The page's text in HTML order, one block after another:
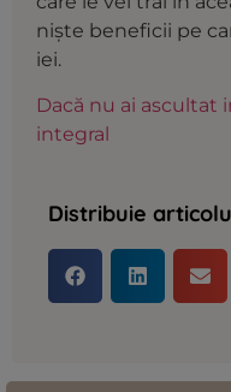
niște beneficii pe
iei.
Dacă nu ai ascultat
integral
Distribuie